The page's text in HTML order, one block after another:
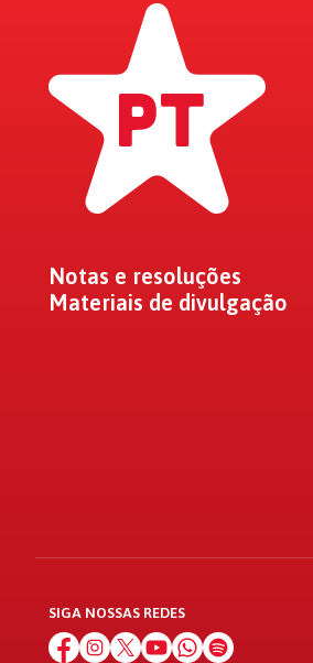
Notas e resoluções
Materiais de divulgação
SIGA NOSSAS REDES